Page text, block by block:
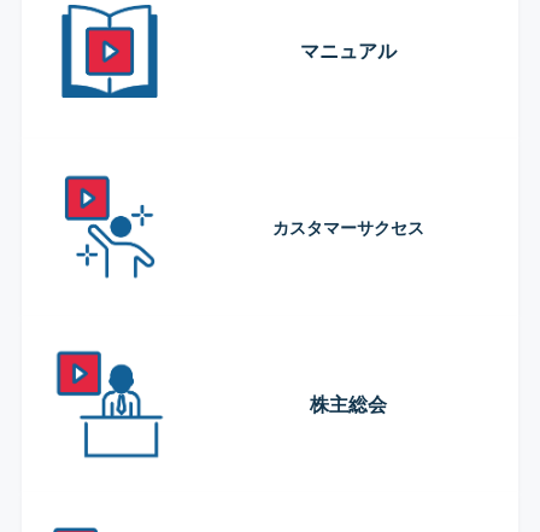
マニュアル
カスタマーサクセス
株主総会